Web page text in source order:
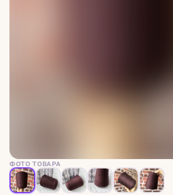
ФОТО ТОВАРА